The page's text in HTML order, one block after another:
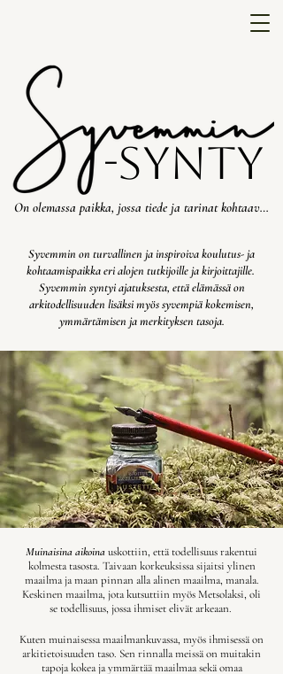
-synty
On olemassa paikka, jossa tiede ja tarinat kohtaavat.
Syvemmin on turvallinen ja inspiroiva koulutus- ja
kohtaamispaikka eri alojen tutkijoille ja kirjoittajille.
Syvemmin syntyi ajatuksesta, että elämässä on
arkitodellisuuden lisäksi myös syvempiä kokemisen,
ymmärtämisen ja merkityksen tasoja.
Muinaisina aikoinauskottiin, että todellisuus rakentui
kolmesta tasosta. Taivaan korkeuksissa sijaitsi ylinen
maailma ja maan pinnan alla alinen maailma, manala.
Keskinen maailma, jota kutsuttiin myös Metsolaksi, oli
se todellisuus, jossa ihmiset elivät arkeaan. ​
Kuten muinaisessa maailmankuvassa, myös ihmisessä on
arkitietoisuuden taso. Sen rinnalla meissä on muitakin
tapoja kokea ja ymmärtää maailmaa sekä omaa